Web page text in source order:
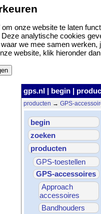
onze website te laten
analytische cookies
we mee samen
website, klik hieronder
gps.nl | begin |
producten → GPS-
begin
zoeken
producten
GPS-toestellen
GPS-accessoires
Approach
accessoires
Bandhouders